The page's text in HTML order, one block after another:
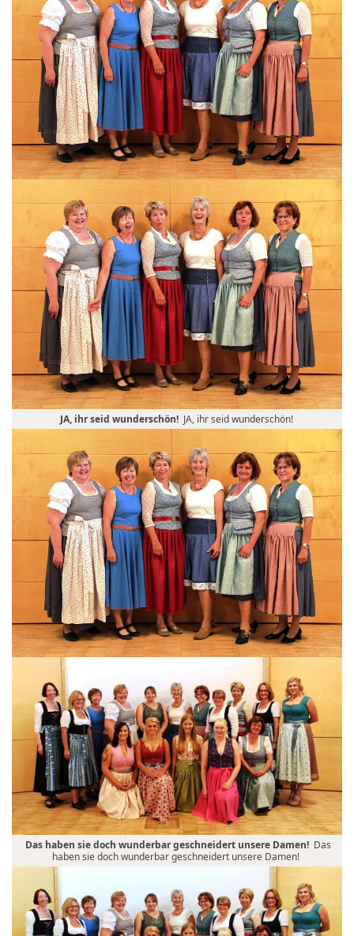
JA, ihr seid wunderschön! JA, ihr seid wunderschön!
Das haben sie doch wunderbar geschneidert unsere Damen! Das
haben sie doch wunderbar geschneidert unsere Damen!